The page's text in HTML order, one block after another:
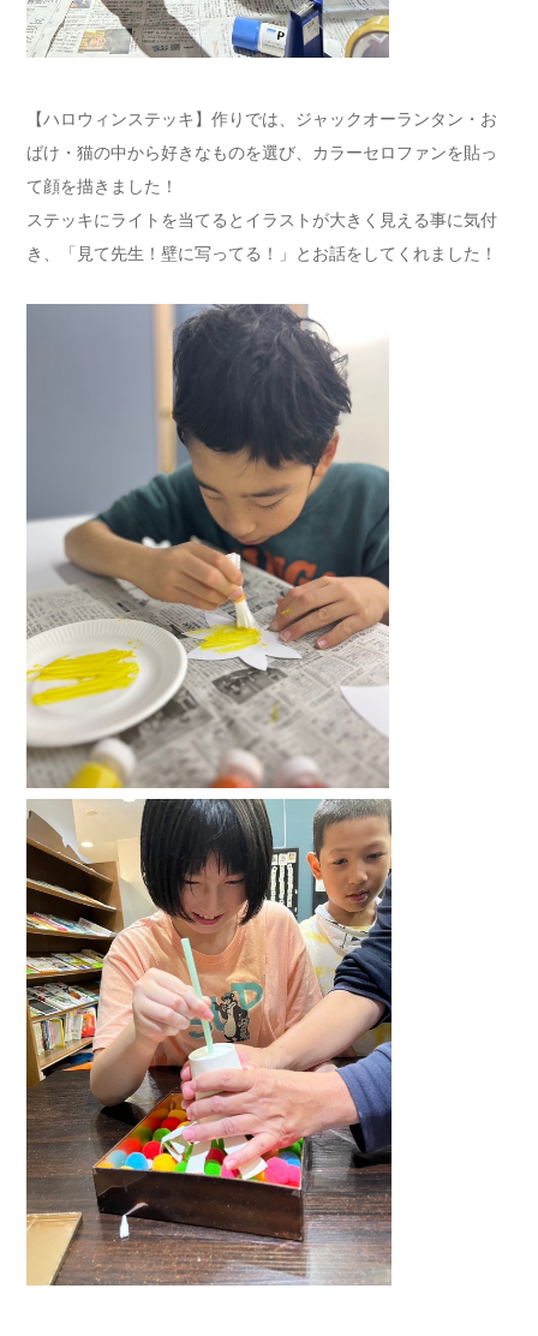
【ハロウィンステッキ】作りでは、ジャックオーランタン・お
ばけ・猫の中から好きなものを選び、カラーセロファンを貼っ
て顔を描きました！
ステッキにライトを当てるとイラストが大きく見える事に気付
き、「見て先生！壁に写ってる！」とお話をしてくれました！